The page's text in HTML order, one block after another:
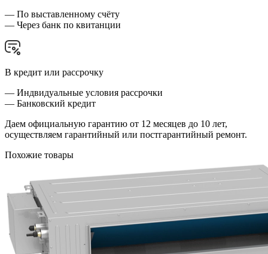
— По выставленному счёту
— Через банк по квитанции
В кредит или рассрочку
— Индвидуальные условия рассрочки
— Банковский кредит
Даем официальную гарантию от 12 месяцев до 10 лет,
осуществляем гарантийный или постгарантийный ремонт.
Похожие товары